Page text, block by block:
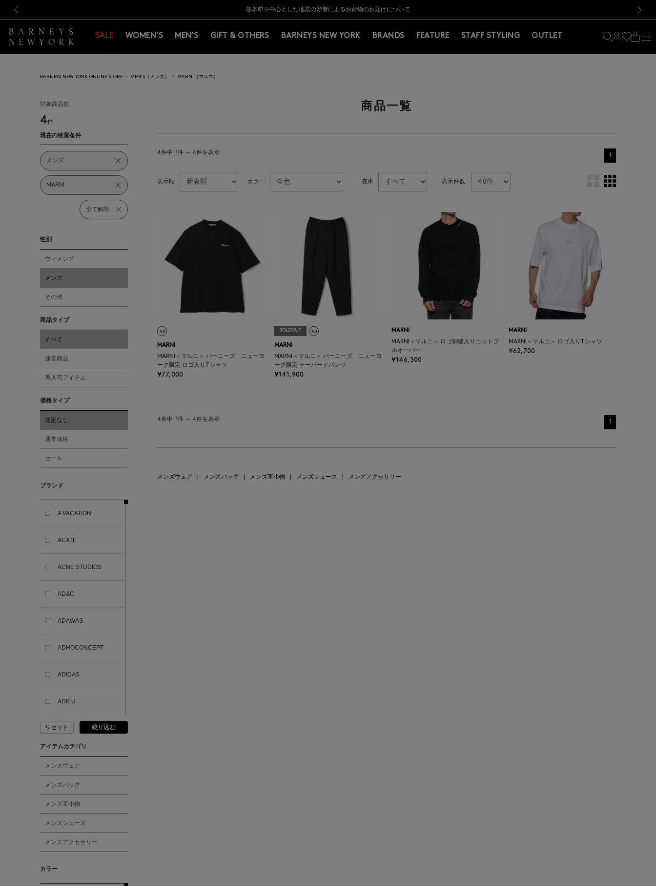
新規登録のお客様も対象！＜MY BARNEYS＞会員のお客様は11,000円（税込）以上のお買上げで常時送料無料！お買い物の際は会員登録を！
【夏季休業に伴う返品・交換承り一時停止のお知らせ】（2026.8.5）
熊本県を中心とした地震の影響によるお荷物のお届けについて
【開催中】SUMMER SALEのご案内・ご注意事項
新規登録のお客様も対象！＜MY BARNEYS＞会員のお客様は11,000円（税込）以上のお買上げで常時送料無料！お買い物の際は会員登録を！
【夏季休業に伴う返品・交換承り一時停止のお知らせ】（2026.8.5）
SALE WOMEN'S MEN'S GIFT & OTHERS BARNEYS NEW YORK BRANDS FEATURE STAFF STYLING OUTLET
BARNEYS NEW YORK ONLINE STORE MEN'S（メンズ） MARNI（マルニ）
対象商品数
4件
現在の検索条件
メンズ
MARNI
全て解除
性別
ウィメンズ
メンズ
その他
商品タイプ
すべて
通常商品
再入荷アイテム
価格タイプ
指定なし
通常価格
セール
ブランド
A VACATION
ACATE
ACNE STUDIOS
AD&C
ADAWAS
ADHOCONCEPT
ADIDAS
ADIEU
ADLIN HUE
ADVISORY BOARD
CRYSTALS
AKIKO OGAWA.
リセット 絞り込む
アイテムカテゴリ
メンズウェア
メンズバッグ
メンズ革小物
メンズシューズ
メンズアクセサリー
カラー
商品一覧
4件中 1件 ～ 4件を表示 1
表示順 カラー 在庫 表示件数
MARNI
MARNI＜マルニ＞ バーニーズ ニューヨ
ーク限定 ロゴ入りTシャツ
¥77,000
SOLDOUT
MARNI
MARNI＜マルニ＞ バーニーズ ニューヨ
ーク限定 テーパードパンツ
¥141,900
MARNI
MARNI＜マルニ＞ ロゴ刺繍入りニットプ
ルオーバー
¥146,300
MARNI
MARNI＜マルニ＞ ロゴ入りTシャツ
¥62,700
4件中 1件 ～ 4件を表示 1
メンズウェア メンズバッグ メンズ革小物 メンズシューズ メンズアクセサリー